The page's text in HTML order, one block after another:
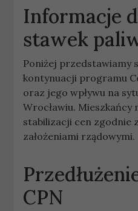
Informacje
stawek
Poniżej przedstawiamy
kontynuacji programu
oraz jego wpływu na
Wrocławiu. Mieszkańcy
stabilizacji cen zgodnie
założeniami rządowymi.
CPN